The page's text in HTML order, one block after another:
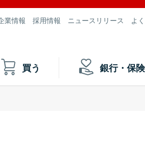
業情報 採用情報 ニュースリリース よ
買う 銀行・保険